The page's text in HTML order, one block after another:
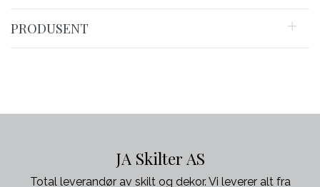
PRODUSENT
JA Skilter AS
Total leverandør av skilt og dekor. Vi leverer alt fra